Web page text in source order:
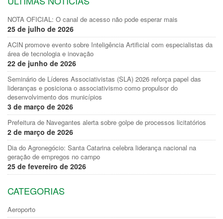
NOTA OFICIAL: O canal de acesso não pode esperar mais
25 de julho de 2026
ACIN promove evento sobre Inteligência Artificial com especialistas da
área de tecnologia e inovação
22 de junho de 2026
Seminário de Líderes Associativistas (SLA) 2026 reforça papel das
lideranças e posiciona o associativismo como propulsor do
desenvolvimento dos municípios
3 de março de 2026
Prefeitura de Navegantes alerta sobre golpe de processos licitatórios
2 de março de 2026
Dia do Agronegócio: Santa Catarina celebra liderança nacional na
geração de empregos no campo
25 de fevereiro de 2026
CATEGORIAS
Aeroporto